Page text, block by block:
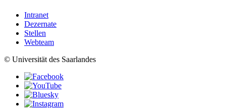
Intranet
Dezernate
Stellen
Webteam
© Universität des Saarlandes